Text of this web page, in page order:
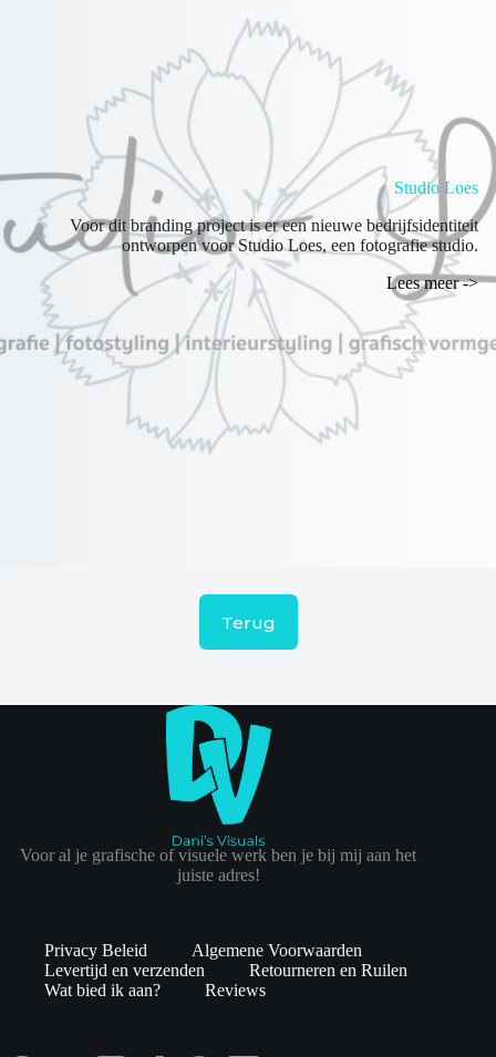
Studio Loes
Voor dit branding project is er een nieuwe bedrijfsidentiteit
ontworpen voor Studio Loes, een fotografie studio.
Lees meer ->
Terug
Voor al je grafische of visuele werk ben je bij mij aan het
juiste adres!
Privacy Beleid
Algemene Voorwaarden
Levertijd en verzenden
Retourneren en Ruilen
Wat bied ik aan?
Reviews